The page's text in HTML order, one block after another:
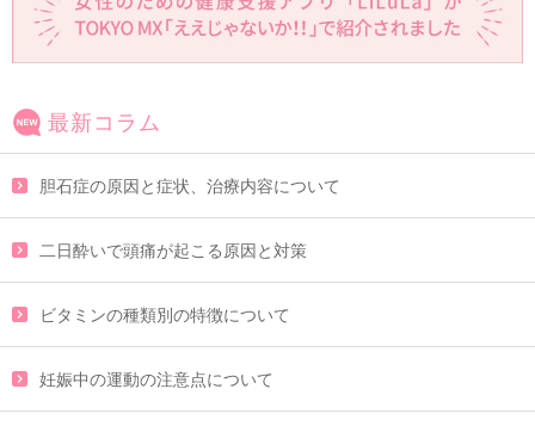
最新コラム
胆石症の原因と症状、治療内容について
二日酔いで頭痛が起こる原因と対策
ビタミンの種類別の特徴について
妊娠中の運動の注意点について